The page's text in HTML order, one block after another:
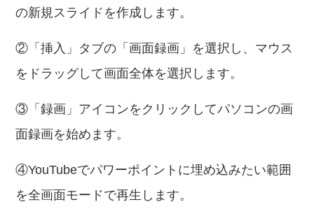
の新規スライドを作成します。
②「挿入」タブの「画面録画」を選択し、マウス
をドラッグして画面全体を選択します。
③「録画」アイコンをクリックしてパソコンの画
面録画を始めます。
④YouTubeでパワーポイントに埋め込みたい範囲
を全画面モードで再生します。